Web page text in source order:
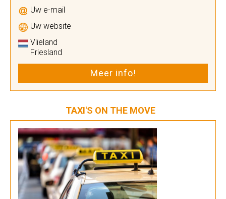
Uw e-mail
Uw website
Vlieland
Friesland
Meer info!
TAXI'S ON THE MOVE